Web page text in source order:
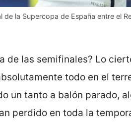
de la Supercopa de España entre el
de las semifinales? Lo
todo en el
un tanto a balón parado,
perdido en toda la